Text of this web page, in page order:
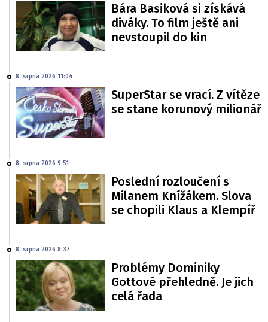
Bára Basiková si získává
diváky. To film ještě ani
nevstoupil do kin
8. srpna 2026 11:04
SuperStar se vrací. Z vítěze
se stane korunový milionář
8. srpna 2026 9:51
Poslední rozloučení s
Milanem Knížákem. Slova
se chopili Klaus a Klempíř
8. srpna 2026 8:37
Problémy Dominiky
Gottové přehledně. Je jich
celá řada